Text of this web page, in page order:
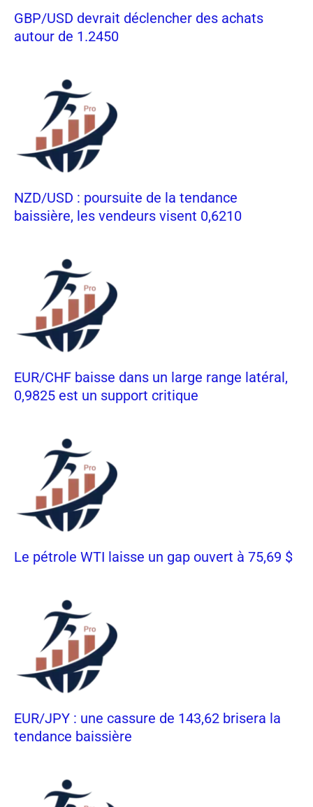
GBP/USD devrait déclencher des achats
autour de 1.2450
NZD/USD : poursuite de la tendance
baissière, les vendeurs visent 0,6210
EUR/CHF baisse dans un large range latéral,
0,9825 est un support critique
Le pétrole WTI laisse un gap ouvert à 75,69 $
EUR/JPY : une cassure de 143,62 brisera la
tendance baissière